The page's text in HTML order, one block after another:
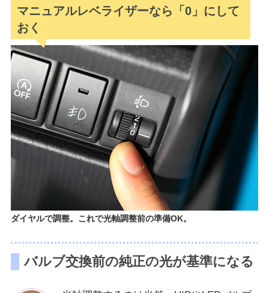
マニュアルレベライザーなら「0」にして
おく
ダイヤルで調整。これで光軸調整前の準備OK。
バルブ交換前の純正の光が基準になる